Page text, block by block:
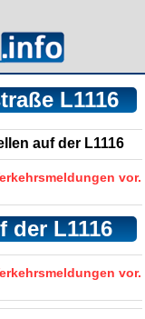
L1116
auf der L1116
vor.
der L1116
vor.